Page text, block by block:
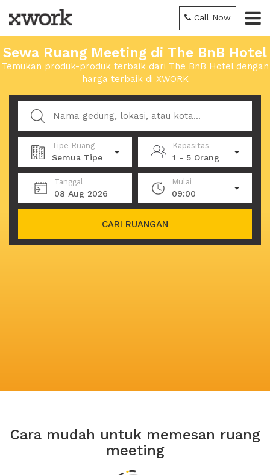
Call Now
Sewa Ruang Meeting di The BnB Hotel
Temukan produk-produk terbaik dari The BnB Hotel dengan
harga terbaik di XWORK
Tipe Ruang
Semua Tipe
Kapasitas
1 - 5 Orang
Tanggal
08 Aug 2026
Mulai
09:00
CARI RUANGAN
Cara mudah untuk memesan ruang
meeting